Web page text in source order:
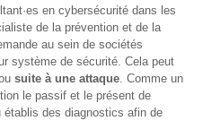
en cybersécurité dans les
de la prévention et de la
au sein de sociétés
système de sécurité. Cela peut
suite à une attaque . Comme un
le passif et le présent de
établis des diagnostics afin de